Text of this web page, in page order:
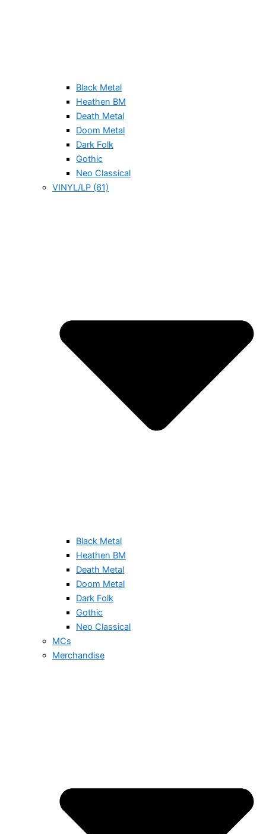
Black Metal
Heathen BM
Death Metal
Doom Metal
Dark Folk
Gothic
Neo Classical
VINYL/LP (61)
Black Metal
Heathen BM
Death Metal
Doom Metal
Dark Folk
Gothic
Neo Classical
MCs
Merchandise